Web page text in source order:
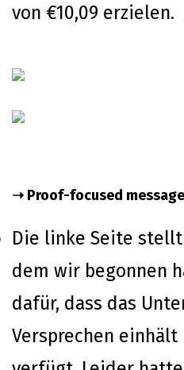
von €10,09 erzielen.
➝ Proof-focused
Die linke Seite
dem wir begonnen
dafür, dass das
Versprechen einhält